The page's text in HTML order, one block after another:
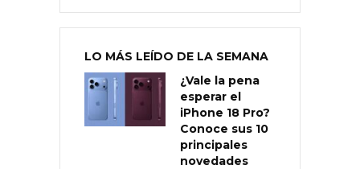
LO MÁS LEÍDO DE LA SEMANA
¿Vale la pena
esperar el
iPhone 18 Pro?
Conoce sus 10
principales
novedades